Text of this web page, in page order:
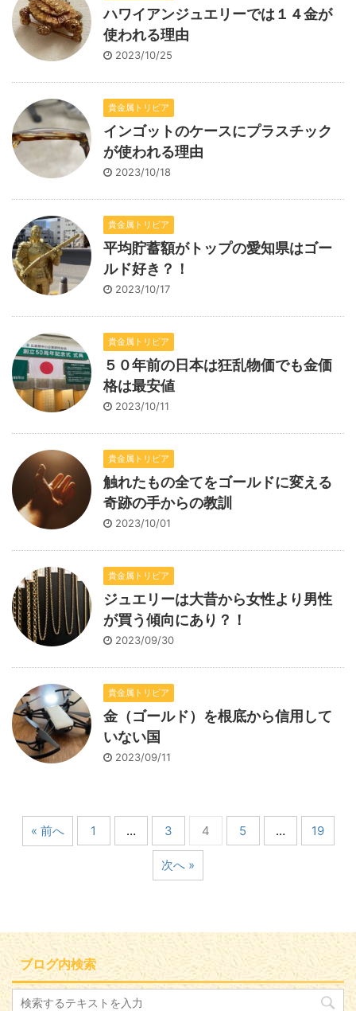
ハワイアンジュエリーでは１４金が
使われる理由
2023/10/25
貴金属トリビア
インゴットのケースにプラスチック
が使われる理由
2023/10/18
貴金属トリビア
平均貯蓄額がトップの愛知県はゴー
ルド好き？！
2023/10/17
貴金属トリビア
５０年前の日本は狂乱物価でも金価
格は最安値
2023/10/11
貴金属トリビア
触れたもの全てをゴールドに変える
奇跡の手からの教訓
2023/10/01
貴金属トリビア
ジュエリーは大昔から女性より男性
が買う傾向にあり？！
2023/09/30
貴金属トリビア
金（ゴールド）を根底から信用して
いない国
2023/09/11
« 前へ 1 … 3 4 5 … 19
次へ »
ブログ内検索